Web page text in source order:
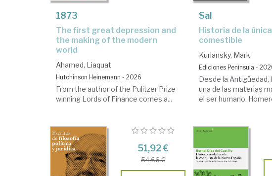
1873
the first great depression and
the making of the modern
world
Ahamed, Liaquat
Hutchinson Heinemann - 2026
From the author of the Pulitzer Prize-
winning Lords of Finance comes a...
Sal
Historia de la única piedra
comestible
Kurlansky, Mark
Ediciones Península -
Desde la Antigüedad,
una de las materias
el ser humano.
51,92 €
54,66 €